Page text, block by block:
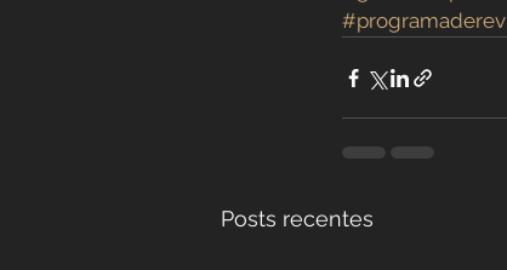
Posts recentes